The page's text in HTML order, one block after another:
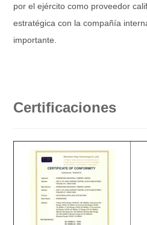
por el ejército como proveedor
estratégica con la compañía
importante.
Certificaciones